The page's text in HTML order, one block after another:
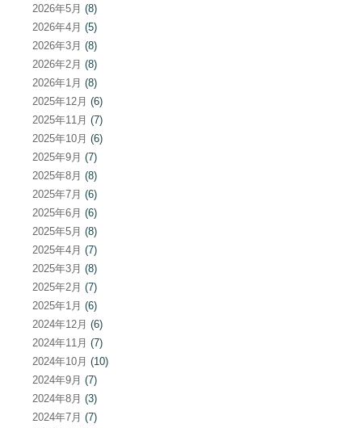
2026年5月 (8)
2026年4月 (5)
2026年3月 (8)
2026年2月 (8)
2026年1月 (8)
2025年12月 (6)
2025年11月 (7)
2025年10月 (6)
2025年9月 (7)
2025年8月 (8)
2025年7月 (6)
2025年6月 (6)
2025年5月 (8)
2025年4月 (7)
2025年3月 (8)
2025年2月 (7)
2025年1月 (6)
2024年12月 (6)
2024年11月 (7)
2024年10月 (10)
2024年9月 (7)
2024年8月 (3)
2024年7月 (7)